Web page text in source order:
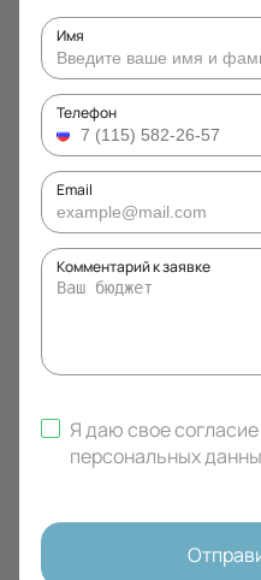
Имя
Телефон
Email
Комментарий к заявке
Я даю свое согласие
персональных